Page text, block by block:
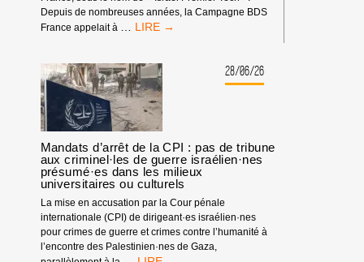
Depuis de nombreuses années, la Campagne BDS
France appelait à
TOUR
:
PAS
D’ÉQUIPE
ISRAÉLIENNE
!
28/06/26
Mandats d’arrêt de la CPI : pas de tribune
aux criminel·les de guerre israélien·nes
présumé·es dans les milieux
universitaires ou culturels
La mise en accusation par la Cour pénale
internationale (CPI) de dirigeant·es israélien·nes
pour crimes de guerre et crimes contre l’humanité à
l’encontre des Palestinien·nes de Gaza,